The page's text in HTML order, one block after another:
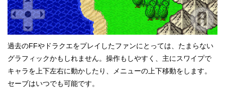
過去のFFやドラクエをプレイしたファンにとっては、たまらない
グラフィックかもしれません。操作もしやすく、主にスワイプで
キャラを上下左右に動かしたり、メニューの上下移動をします。
セーブはいつでも可能です。